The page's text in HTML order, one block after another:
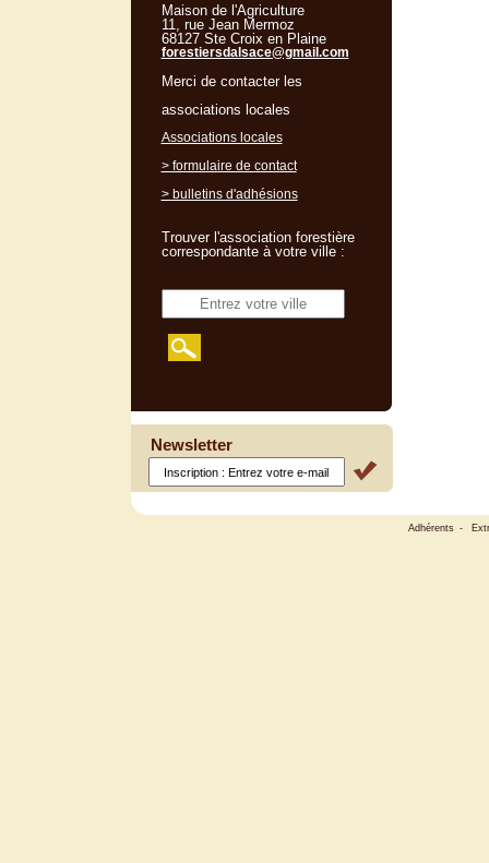
Maison de l'Agriculture
11, rue Jean Mermoz
68127 Ste Croix en Plaine
forestiersdalsace@gmail.com
Merci de contacter les
associations locales
Associations locales
> formulaire de contact
> bulletins d'adhésions
Trouver l'association forestière
correspondante à votre ville :
Newsletter
Adhérents -